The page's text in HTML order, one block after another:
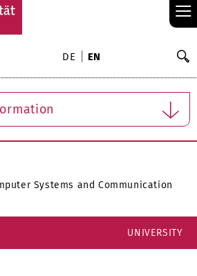
≡
DE EN
Systems and Communication
UNIVERSITY